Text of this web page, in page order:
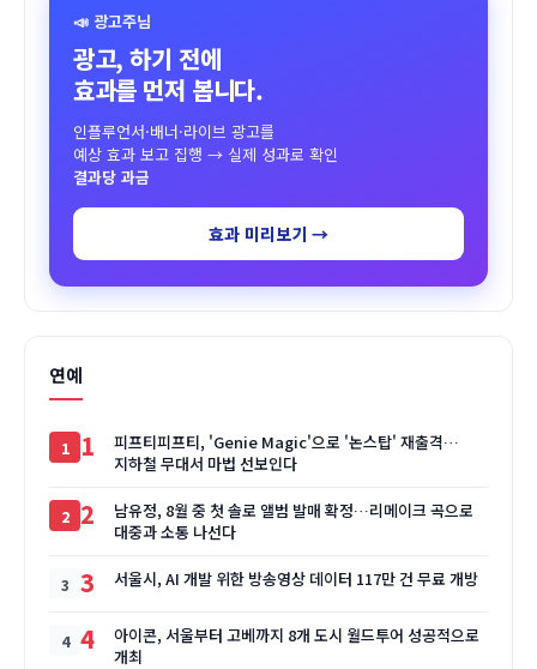
📣 광고주님
광고, 하기 전에
효과를 먼저 봅니다.
인플루언서·배너·라이브 광고를
예상 효과 보고 집행 → 실제 성과로 확인
결과당 과금
효과 미리보기 →
연예
1
피프티피프티, 'Genie Magic'으로 '논스탑' 재출격…
지하철 무대서 마법 선보인다
2
남유정, 8월 중 첫 솔로 앨범 발매 확정…리메이크 곡으로
대중과 소통 나선다
3 서울시, AI 개발 위한 방송영상 데이터 117만 건 무료 개방
4
아이콘, 서울부터 고베까지 8개 도시 월드투어 성공적으로
개최